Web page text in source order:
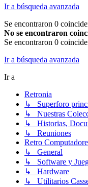
Ir a búsqueda avanzada
Se encontraron 0
No se encontraron
Se encontraron 0
Ir a búsqueda avanzada
Ir a
Retronia
↳ Superforo
↳ Nuestras
↳ Historias,
↳ Reuniones
Retro
↳ General
↳ Software y
↳ Hardware
↳ Utilitarios